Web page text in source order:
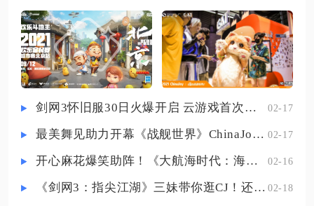
需重复解锁基础入口权限，点开奇
门八卦界面便能直接切换至法阵养
成页面，不会出现
奏、消耗敌方兵力与英雄血量，尽
量避免容易被毒药快速清理的纯低
级人海兵种，中高本比较实用的组
合以冰人、烈焰熔炉、英雄猎手为
核心，冰人死亡之后的冰冻效果可
出的小火苗能够持续灼烧集群部
队，还可以吸引敌方毒药法术，保
手，
剑网3怀旧服30日火爆开启 云游戏首次亮相CJ打造舒适畅玩体验 02-17
最美舞见助力开幕《战舰世界》ChinaJoy首日精彩碰撞 02-17
开心麻花爆笑助阵！《大航海时代：海上霸主》亮相China Joy 02-16
《剑网3：指尖江湖》三妹带你逛CJ！还有惊喜嘉宾现场约定你！ 02-18